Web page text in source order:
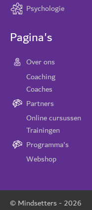
Psychologie
Pagina's
Over ons
Coaching
Coaches
Partners
Online cursussen
Trainingen
Programma's
Webshop
© Mindsetters -2026